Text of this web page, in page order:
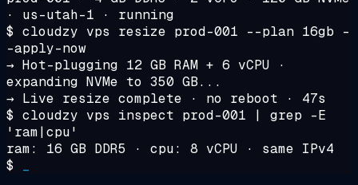
· us-utah-1 · running
$ cloudzy vps resize prod-001 --plan 16gb -
-apply-now
→ Hot-plugging 12 GB RAM + 6 vCPU ·
expanding NVMe to 350 GB...
→ Live resize complete · no reboot · 47s
$ cloudzy vps inspect prod-001 | grep -E
'ram|cpu'
ram: 16 GB DDR5 · cpu: 8 vCPU · same IPv4
$